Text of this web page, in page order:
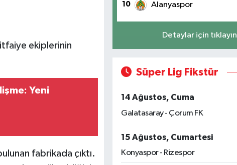
ekiplerinin
Yeni
fabrikada çıktı.
10 Alanyaspor
Detaylar için tıklayın
Süper Lig Fikstür
14 Ağustos, Cuma
Galatasaray - Çorum FK
15 Ağustos, Cumartesi
Konyaspor - Rizespor